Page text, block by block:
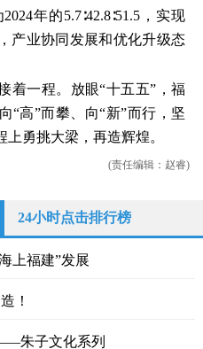
年的5.7∶42.8∶51.5，实现
产业协同发展和优化升级态
着一程。放眼“十五五”，福
“高”而攀、向“新”而行，坚
勇挑大梁，再造辉煌。
(责任编辑：赵睿)
24小时点击排行榜
上福建”发展
！
朱子文化系列